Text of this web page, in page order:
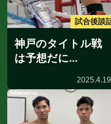
試合後談
神戸のタイトル戦
は予想だに...
2025.4.19